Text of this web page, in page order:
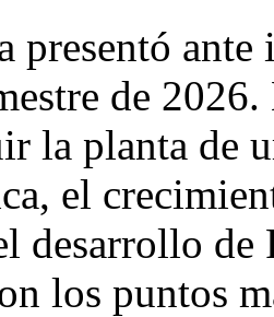
presentó ante
de
la planta de
el
desarrollo
los puntos